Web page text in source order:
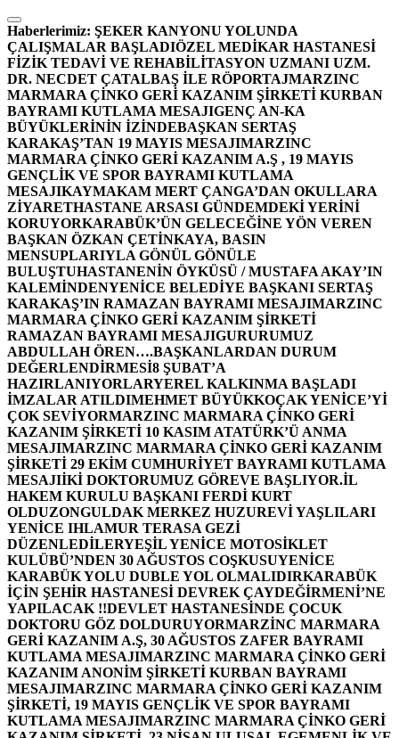
İçeriğe
atla
Haberlerimiz: ŞEKER KANYONU YOLUNDA
ÇALIŞMALAR BAŞLADIÖZEL MEDİKAR HASTANESİ
FİZİK TEDAVİ VE REHABİLİTASYON UZMANI UZM.
DR. NECDET ÇATALBAŞ İLE RÖPORTAJMARZINC
MARMARA ÇİNKO GERİ KAZANIM ŞİRKETİ KURBAN
BAYRAMI KUTLAMA MESAJIGENÇ AN-KA
BÜYÜKLERİNİN İZİNDEBAŞKAN SERTAŞ
KARAKAŞ’TAN 19 MAYIS MESAJIMARZINC
MARMARA ÇİNKO GERİ KAZANIM A.Ş , 19 MAYIS
GENÇLİK VE SPOR BAYRAMI KUTLAMA
MESAJIKAYMAKAM MERT ÇANGA’DAN OKULLARA
ZİYARETHASTANE ARSASI GÜNDEMDEKİ YERİNİ
KORUYORKARABÜK’ÜN GELECEĞİNE YÖN VEREN
BAŞKAN ÖZKAN ÇETİNKAYA, BASIN
MENSUPLARIYLA GÖNÜL GÖNÜLE
BULUŞTUHASTANENİN ÖYKÜSÜ / MUSTAFA AKAY’IN
KALEMİNDENYENİCE BELEDİYE BAŞKANI SERTAŞ
KARAKAŞ’IN RAMAZAN BAYRAMI MESAJIMARZINC
MARMARA ÇİNKO GERİ KAZANIM ŞİRKETİ
RAMAZAN BAYRAMI MESAJIGURURUMUZ
ABDULLAH ÖREN….BAŞKANLARDAN DURUM
DEĞERLENDİRMESİ8 ŞUBAT’A
HAZIRLANIYORLARYEREL KALKINMA BAŞLADI
İMZALAR ATILDIMEHMET BÜYÜKKOÇAK YENİCE’Yİ
ÇOK SEVİYORMARZINC MARMARA ÇİNKO GERİ
KAZANIM ŞİRKETİ 10 KASIM ATATÜRK’Ü ANMA
MESAJIMARZINC MARMARA ÇİNKO GERİ KAZANIM
ŞİRKETİ 29 EKİM CUMHURİYET BAYRAMI KUTLAMA
MESAJIİKİ DOKTORUMUZ GÖREVE BAŞLIYOR.İL
HAKEM KURULU BAŞKANI FERDİ KURT
OLDUZONGULDAK MERKEZ HUZUREVİ YAŞLILARI
YENİCE IHLAMUR TERASA GEZİ
DÜZENLEDİLERYEŞİL YENİCE MOTOSİKLET
KULÜBÜ’NDEN 30 AĞUSTOS COŞKUSUYENİCE
KARABÜK YOLU DUBLE YOL OLMALIDIRKARABÜK
İÇİN ŞEHİR HASTANESİ DEVREK ÇAYDEĞİRMENİ’NE
YAPILACAK !!DEVLET HASTANESİNDE ÇOCUK
DOKTORU GÖZ DOLDURUYORMARZİNC MARMARA
GERİ KAZANIM A.Ş, 30 AĞUSTOS ZAFER BAYRAMI
KUTLAMA MESAJIMARZINC MARMARA ÇİNKO GERİ
KAZANIM ANONİM ŞİRKETİ KURBAN BAYRAMI
MESAJIMARZINC MARMARA ÇİNKO GERİ KAZANIM
ŞİRKETİ, 19 MAYIS GENÇLİK VE SPOR BAYRAMI
KUTLAMA MESAJIMARZINC MARMARA ÇİNKO GERİ